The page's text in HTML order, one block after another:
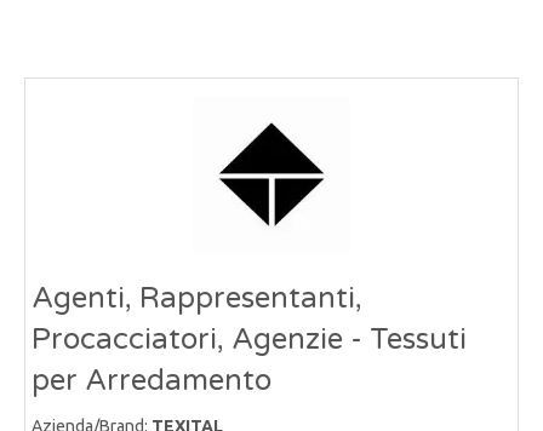
Agenti, Rappresentanti,
Procacciatori, Agenzie - Tessuti
per Arredamento
Azienda/Brand: TEXITAL